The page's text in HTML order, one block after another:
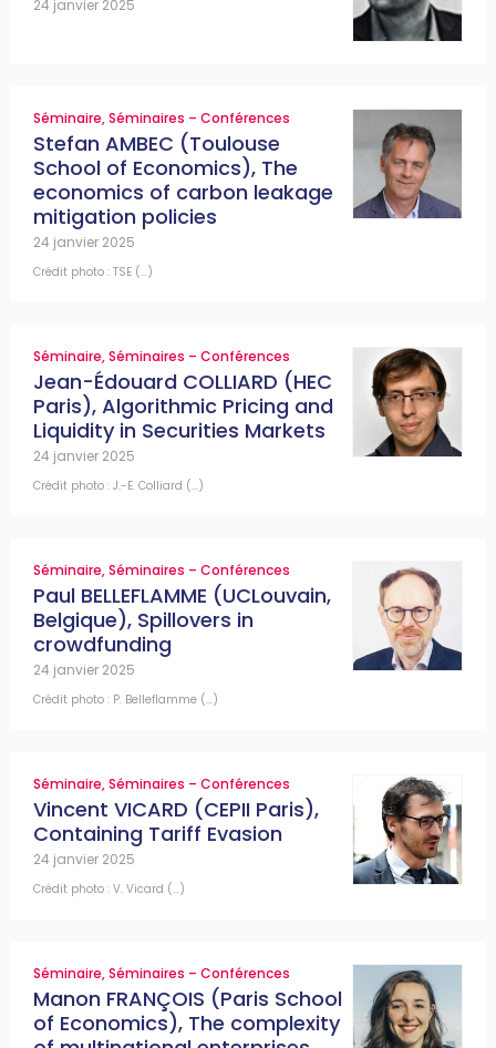
24 janvier 2025
Séminaire,Séminaires – Conférences
Stefan AMBEC (Toulouse
School of Economics), The
economics of carbon leakage
mitigation policies
24 janvier 2025
Crédit photo : TSE (…)
Séminaire,Séminaires – Conférences
Jean-Édouard COLLIARD (HEC
Paris), Algorithmic Pricing and
Liquidity in Securities Markets
24 janvier 2025
Crédit photo : J.-E. Colliard (…)
Séminaire,Séminaires – Conférences
Paul BELLEFLAMME (UCLouvain,
Belgique), Spillovers in
crowdfunding
24 janvier 2025
Crédit photo : P. Belleflamme (…)
Séminaire,Séminaires – Conférences
Vincent VICARD (CEPII Paris),
Containing Tariff Evasion
24 janvier 2025
Crédit photo : V. Vicard (…)
Séminaire,Séminaires – Conférences
Manon FRANÇOIS (Paris School
of Economics), The complexity